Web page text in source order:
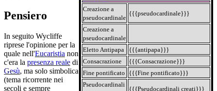
Creazione a
pseudocardinale
{{{pseudocardinale}}}
Creazione a
pseudocardinale
Eletto Antipapa
{{{antipapa}}}
Consacrazione
{{{Consacrazione}}}
Fine pontificato
{{{Fine pontificato}}}
Pseudocardinali
{{{Pseudocardinali creati}}}
Pensiero
In seguito Wycliffe
riprese l'opinione per la
quale nell'Eucaristia non
c'era la presenza reale di
Gesù, ma solo simbolica
(tema ricorrente nei
secoli e sempre